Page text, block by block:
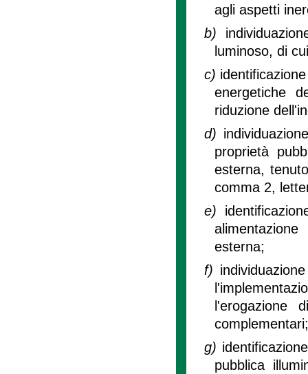
agli aspetti
b)
luminoso, di
c)
energetiche
riduzione
d)
proprietà
esterna,
comma 2,
e)
esterna;
f)
l'erogazione
g)
pubblica